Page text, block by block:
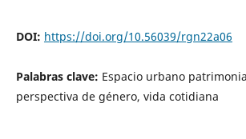
DOI: https://doi.org/10.56039/rgn22a06
Palabras clave: Espacio urbano
perspectiva de género, vida cotidiana